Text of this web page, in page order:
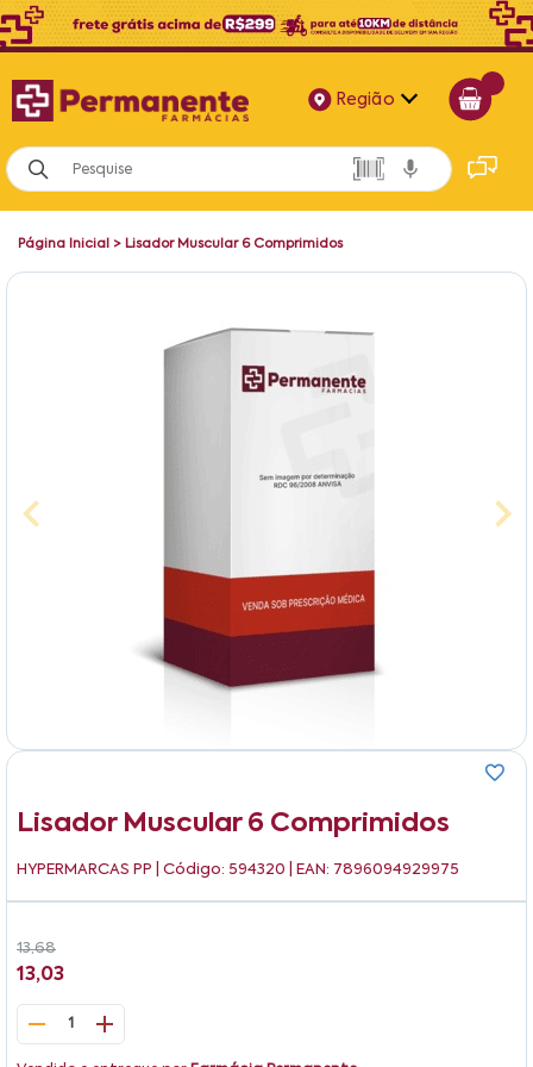
Região
Alagoas
Bahia
Página Inicial > Lisador Muscular 6 Comprimidos
Lisador Muscular 6 Comprimidos
HYPERMARCAS PP | Código: 594320 | EAN: 7896094929975
13,68
13,03
1